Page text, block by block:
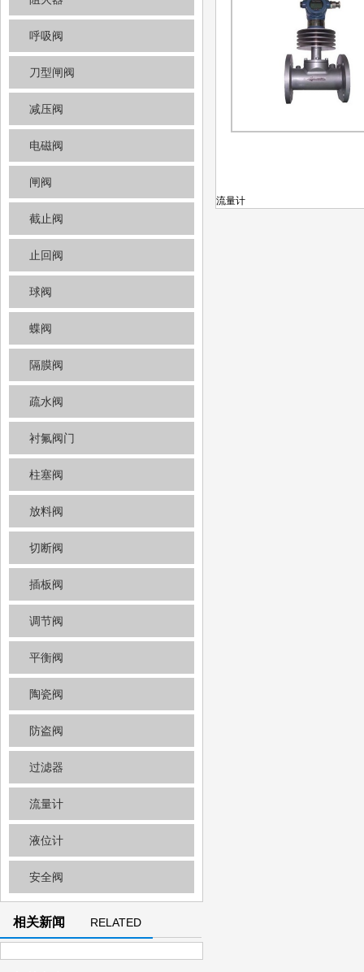
呼吸阀
刀型闸阀
减压阀
电磁阀
闸阀
截止阀
止回阀
球阀
蝶阀
隔膜阀
疏水阀
衬氟阀门
柱塞阀
放料阀
切断阀
插板阀
调节阀
平衡阀
陶瓷阀
防盗阀
过滤器
流量计
液位计
安全阀
相关新闻
RELATED
NEWS
流量计